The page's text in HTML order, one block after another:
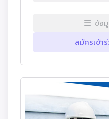
ข้อ
สมัครเข้า